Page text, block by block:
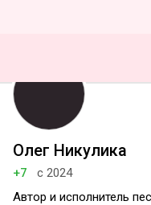
Олег Никулика
+7
с 2024
Автор и исполнитель